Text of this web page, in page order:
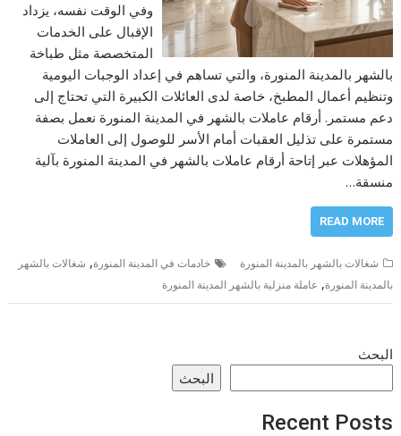
وفي الوقت نفسه، يزداد
الإقبال على الخدمات
المتخصصة مثل طباخة
بالشهر بالمدينة المنورة، والتي تساهم في إعداد الوجبات اليومية
وتنظيم أعمال المطبخ، خاصة لدى العائلات الكبيرة التي تحتاج إلى
دعم مستمر. أرقام عاملات بالشهر في المدينة المنورة نعمل بصفة
مستمرة على تذليل العقبات أمام الأسر للوصول إلى العاملات
المؤهلات عبر إتاحة أرقام عاملات بالشهر في المدينة المنورة بآلية
منسقة…
READ MORE
شغالات بالشهر بالمدينة المنورة خادمات في المدينة المنورة, شغالات بالشهر
بالمدينة المنورة, عاملة منزلية بالشهر المدينة المنورة
البحث
البحث
Recent Posts